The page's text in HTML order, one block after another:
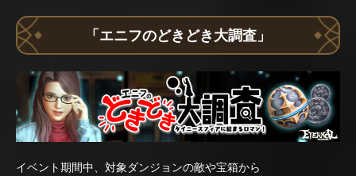
「エニフのどきどき大調査」
イベント期間中、対象ダンジョンの敵や宝箱から